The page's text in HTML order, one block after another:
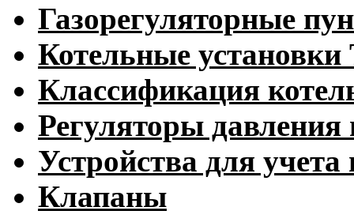
Газорегуляторные
Котельные
Классификация
Регуляторы давления
Устройства для учета
Клапаны